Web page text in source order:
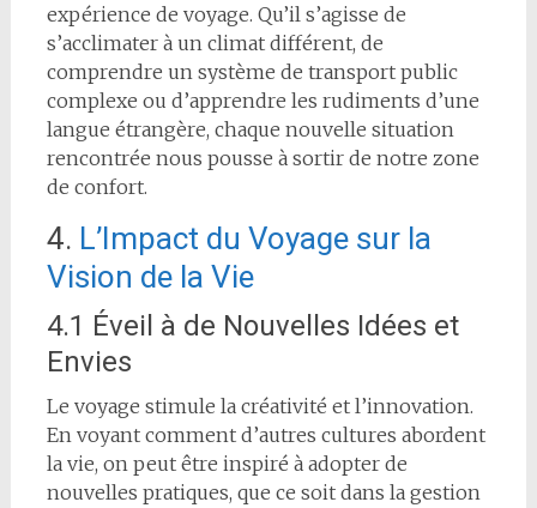
expérience de voyage. Qu’il s’agisse de
s’acclimater à un climat différent, de
comprendre un système de transport public
complexe ou d’apprendre les rudiments d’une
langue étrangère, chaque nouvelle situation
rencontrée nous pousse à sortir de notre zone
de confort.
4. L’Impact du Voyage sur la
Vision de la Vie
4.1 Éveil à de Nouvelles Idées et
Envies
Le voyage stimule la créativité et l’innovation.
En voyant comment d’autres cultures abordent
la vie, on peut être inspiré à adopter de
nouvelles pratiques, que ce soit dans la gestion